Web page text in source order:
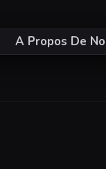
A Propos De